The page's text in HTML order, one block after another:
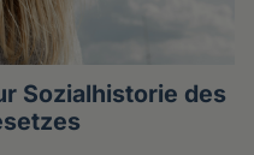
Sozialhistorie des